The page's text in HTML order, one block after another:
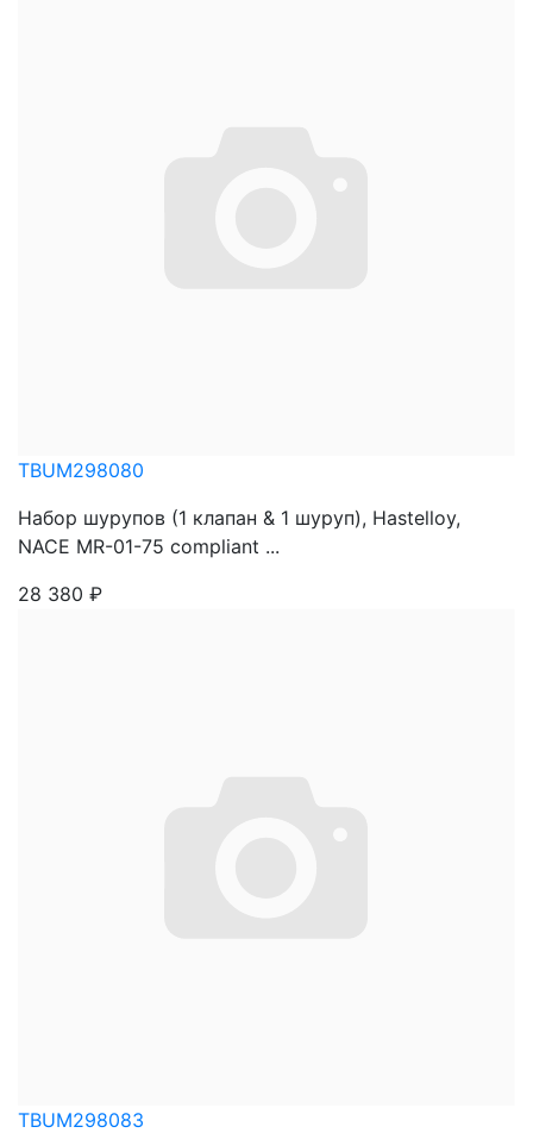
TBUM298080
Набор шурупов (1 клапан & 1 шуруп), Hastelloy,
NACE MR-01-75 compliant ...
28 380 ₽
TBUM298083